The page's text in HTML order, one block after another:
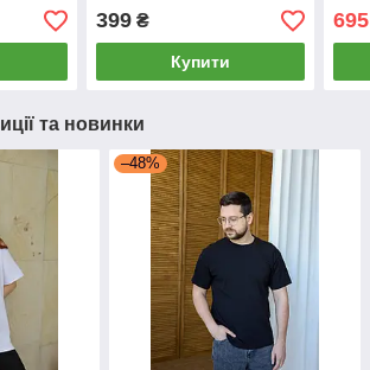
399₴
Купити
695
та новинки
–48%